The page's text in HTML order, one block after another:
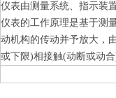
仪表由测量系统、指示装
仪表的工作原理是基于测
动机构的传动并予放大，
或下限)相接触(动断或动